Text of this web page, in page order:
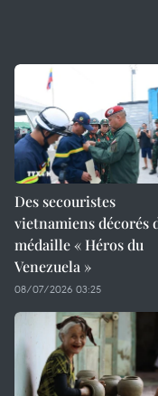
Des secouristes
vietnamiens décorés
médaille « Héros du
Venezuela »
08/07/2026 03:25